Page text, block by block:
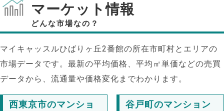
マーケット情報
どんな市場なの？
マイキャッスルひばりヶ丘2番館の所在市町村とエリアの
市場データです。最新の平均価格、平均㎡単価などの売買
データから、流通量や価格変化までわかります。
西東京市のマンショ
谷戸町のマンション